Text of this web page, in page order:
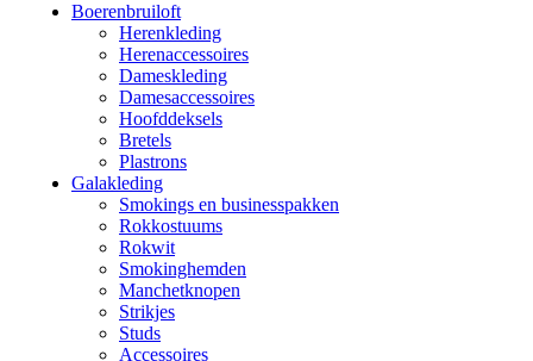
Boerenbruiloft
Herenkleding
Herenaccessoires
Dameskleding
Damesaccessoires
Hoofddeksels
Bretels
Plastrons
Galakleding
Smokings en businesspakken
Rokkostuums
Rokwit
Smokinghemden
Manchetknopen
Strikjes
Studs
Accessoires